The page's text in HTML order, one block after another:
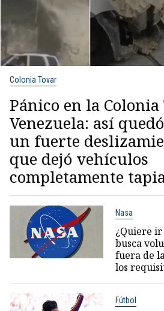
Colonia Tovar
Pánico en la Colonia
Venezuela: así
un fuerte
que dejó vehículos
completamente
Nasa
¿Quiere ir
busca
fuera de
los
Fútbol